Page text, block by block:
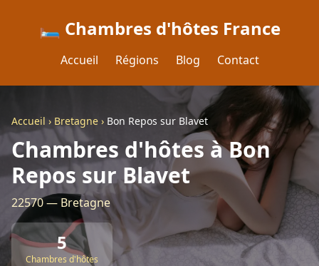
🛏️ Chambres d'hôtes France
Accueil Régions Blog Contact
Accueil › Bretagne › Bon Repos sur Blavet
Chambres d'hôtes à Bon
Repos sur Blavet
22570 — Bretagne
5
Chambres d'hôtes